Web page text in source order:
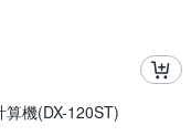
機(DX-120ST)